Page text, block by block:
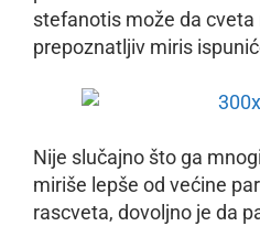
stefanotis može da
prepoznatljiv miris
Nije slučajno što ga
miriše lepše od većine
rascveta, dovoljno je da